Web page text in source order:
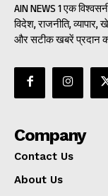
AIN NEWS 1 एक
विदेश, राजनीति,
और सटीक खबरें प्रदान
Company
Contact Us
About Us